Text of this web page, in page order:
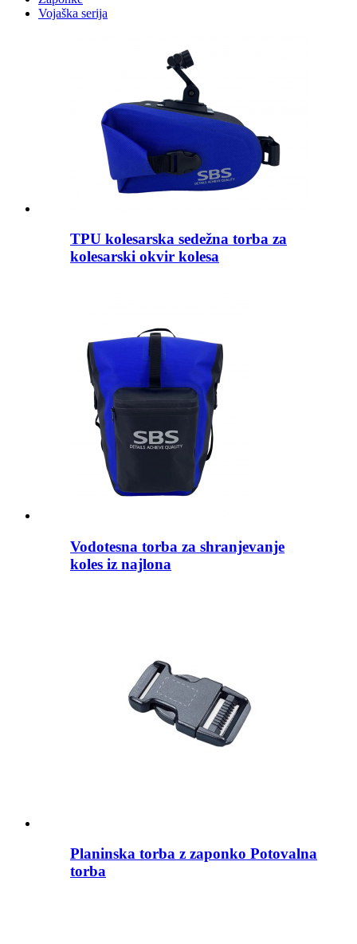
Vojaška serija
TPU kolesarska sedežna torba za
kolesarski okvir kolesa
Vodotesna torba za shranjevanje
koles iz najlona
Planinska torba z zaponko Potovalna
torba